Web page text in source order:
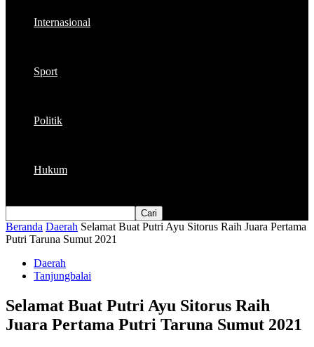
Internasional
Sport
Politik
Hukum
Beranda Daerah Selamat Buat Putri Ayu Sitorus Raih Juara Pertama
Putri Taruna Sumut 2021
Daerah
Tanjungbalai
Selamat Buat Putri Ayu Sitorus Raih
Juara Pertama Putri Taruna Sumut 2021